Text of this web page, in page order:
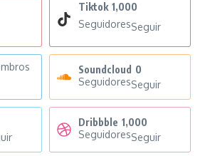
Tiktok 1,000
SeguidoresSeguir
Soundcloud 0
SeguidoresSeguir
Dribbble 1,000
SeguidoresSeguir